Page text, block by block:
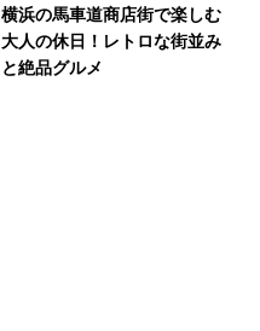
横浜の馬車道商店街で楽しむ
大人の休日！レトロな街並み
と絶品グルメ